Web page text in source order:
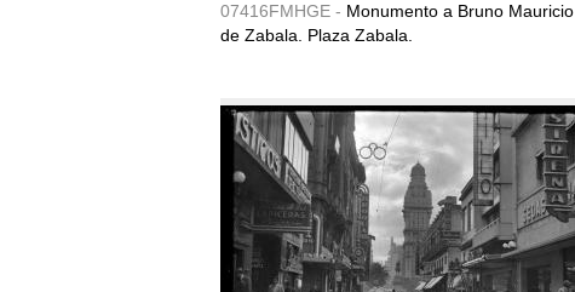
07416FMHGE - Monumento a Bruno Mauricio
de Zabala. Plaza Zabala.